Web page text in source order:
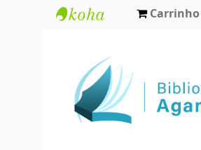
Agamenon
Magalhães
Carrinho